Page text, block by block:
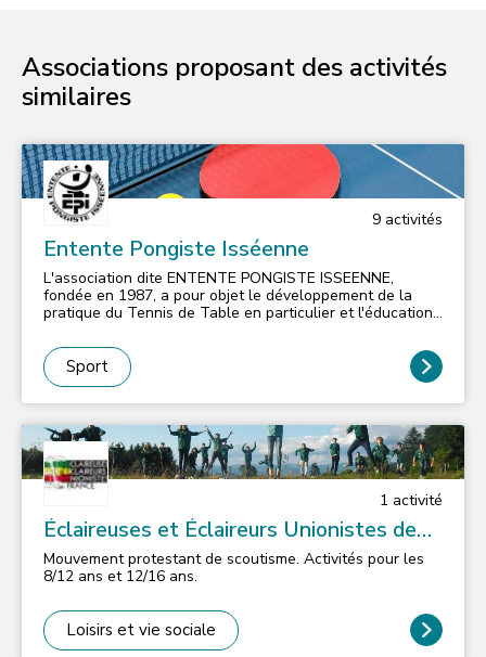
Associations proposant des activités
similaires
9 activités
Entente Pongiste Isséenne
L'association dite ENTENTE PONGISTE ISSEENNE,
fondée en 1987, a pour objet le développement de la
pratique du Tennis de Table en particulier et l'éducation
Sport
1 activité
Éclaireuses et Éclaireurs Unionistes de
France
Mouvement protestant de scoutisme. Activités pour les
8/12 ans et 12/16 ans.
Loisirs et vie sociale